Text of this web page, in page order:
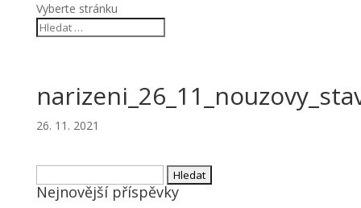
Vyberte stránku
26. 11. 2021
Nejnovější příspěvky